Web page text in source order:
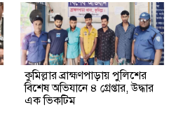
কুমিল্লার ব্রাহ্মণপাড়ায় পুলিশের
বিশেষ অভিযানে ৪ গ্রেপ্তার, উদ্ধার
এক ভিকটিম